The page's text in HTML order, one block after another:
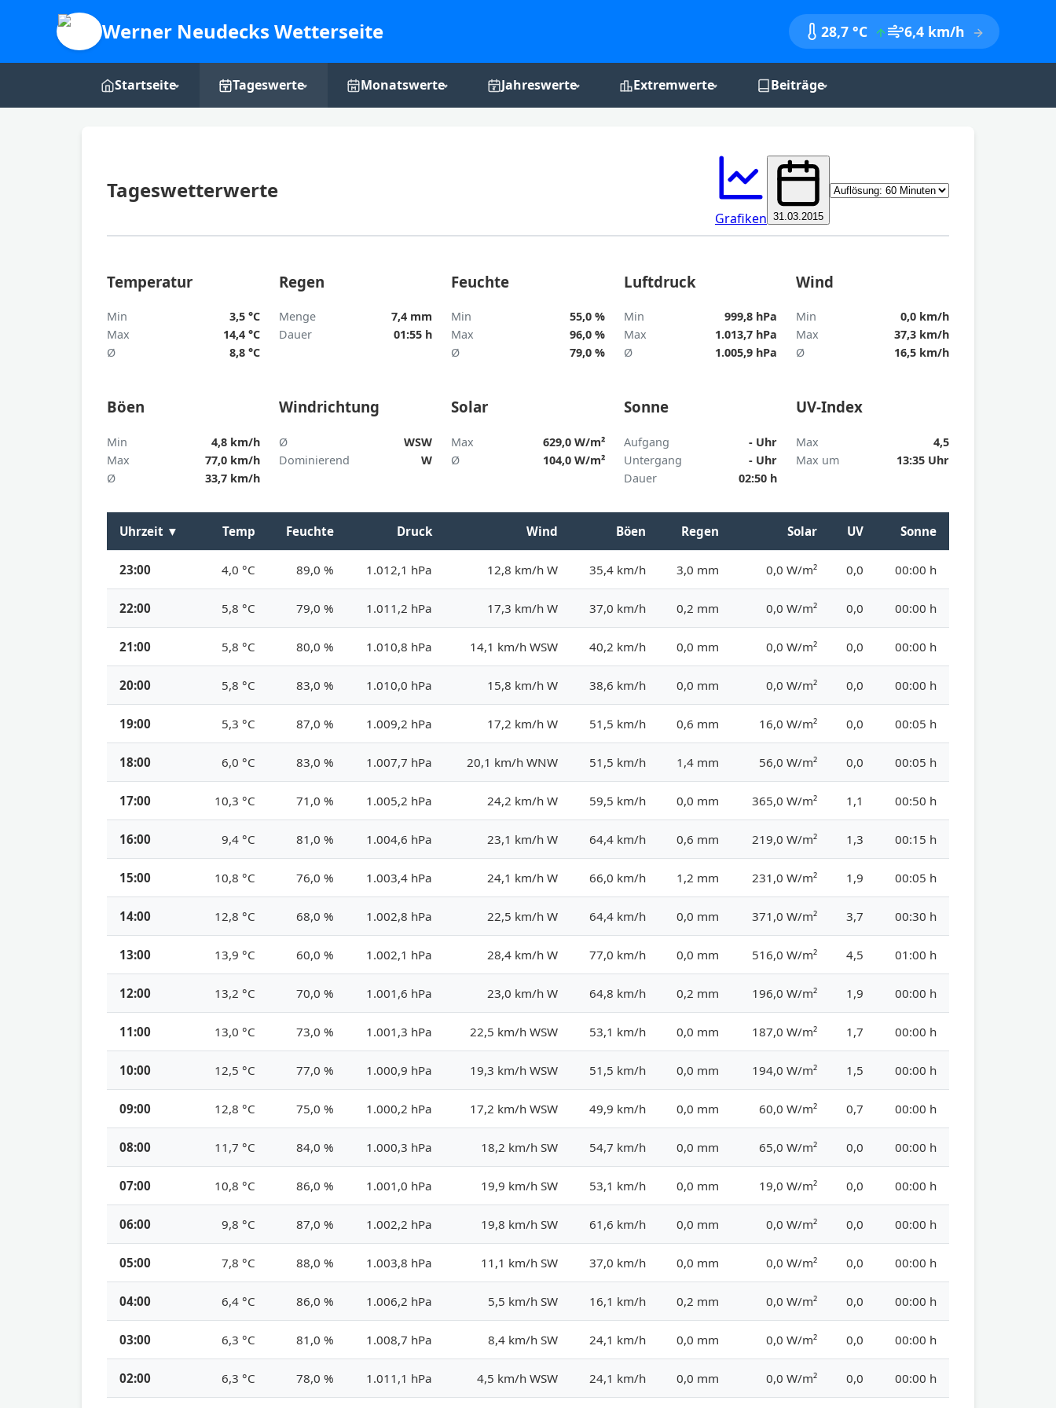
Werner Neudecks Wetterseite 28,7 °C 6,4 km/h
Startseite
Über mich
Tageswerte Monatswerte Jahreswerte Extremwerte Beiträge
Jahresberichte
Jahreszeitenbilanzen
Tageswetterwerte
Grafiken 31.03.2015
Aktualisieren
Temperatur
Min
3,5 °C
Max
14,4 °C
Ø
8,8 °C
Regen
Menge
7,4 mm
Dauer
01:55 h
Feuchte
Min
55,0 %
Max
96,0 %
Ø
79,0 %
Luftdruck
Min
999,8 hPa
Max
1.013,7 hPa
Ø
1.005,9 hPa
Wind
Min
0,0 km/h
Max
37,3 km/h
Ø
16,5 km/h
Böen
Min
4,8 km/h
Max
77,0 km/h
Ø
33,7 km/h
Windrichtung
Ø
WSW
Dominierend
W
Solar
Max
629,0 W/m²
Ø
104,0 W/m²
Sonne
Aufgang
- Uhr
Untergang
- Uhr
Dauer
02:50 h
UV-Index
Max
4,5
Max um
13:35 Uhr
Uhrzeit ▼ Temp Feuchte Druck Wind Böen Regen Solar UV Sonne
23:00 4,0 °C 89,0 % 1.012,1 hPa 12,8 km/h W 35,4 km/h 3,0 mm 0,0 W/m² 0,0 00:00 h
22:00 5,8 °C 79,0 % 1.011,2 hPa 17,3 km/h W 37,0 km/h 0,2 mm 0,0 W/m² 0,0 00:00 h
21:00 5,8 °C 80,0 % 1.010,8 hPa 14,1 km/h WSW 40,2 km/h 0,0 mm 0,0 W/m² 0,0 00:00 h
20:00 5,8 °C 83,0 % 1.010,0 hPa 15,8 km/h W 38,6 km/h 0,0 mm 0,0 W/m² 0,0 00:00 h
19:00 5,3 °C 87,0 % 1.009,2 hPa 17,2 km/h W 51,5 km/h 0,6 mm 16,0 W/m² 0,0 00:05 h
18:00 6,0 °C 83,0 % 1.007,7 hPa 20,1 km/h WNW 51,5 km/h 1,4 mm 56,0 W/m² 0,0 00:05 h
17:00 10,3 °C 71,0 % 1.005,2 hPa 24,2 km/h W 59,5 km/h 0,0 mm 365,0 W/m² 1,1 00:50 h
16:00 9,4 °C 81,0 % 1.004,6 hPa 23,1 km/h W 64,4 km/h 0,6 mm 219,0 W/m² 1,3 00:15 h
15:00 10,8 °C 76,0 % 1.003,4 hPa 24,1 km/h W 66,0 km/h 1,2 mm 231,0 W/m² 1,9 00:05 h
14:00 12,8 °C 68,0 % 1.002,8 hPa 22,5 km/h W 64,4 km/h 0,0 mm 371,0 W/m² 3,7 00:30 h
13:00 13,9 °C 60,0 % 1.002,1 hPa 28,4 km/h W 77,0 km/h 0,0 mm 516,0 W/m² 4,5 01:00 h
12:00 13,2 °C 70,0 % 1.001,6 hPa 23,0 km/h W 64,8 km/h 0,2 mm 196,0 W/m² 1,9 00:00 h
11:00 13,0 °C 73,0 % 1.001,3 hPa 22,5 km/h WSW 53,1 km/h 0,0 mm 187,0 W/m² 1,7 00:00 h
10:00 12,5 °C 77,0 % 1.000,9 hPa 19,3 km/h WSW 51,5 km/h 0,0 mm 194,0 W/m² 1,5 00:00 h
09:00 12,8 °C 75,0 % 1.000,2 hPa 17,2 km/h WSW 49,9 km/h 0,0 mm 60,0 W/m² 0,7 00:00 h
08:00 11,7 °C 84,0 % 1.000,3 hPa 18,2 km/h SW 54,7 km/h 0,0 mm 65,0 W/m² 0,0 00:00 h
07:00 10,8 °C 86,0 % 1.001,0 hPa 19,9 km/h SW 53,1 km/h 0,0 mm 19,0 W/m² 0,0 00:00 h
06:00 9,8 °C 87,0 % 1.002,2 hPa 19,8 km/h SW 61,6 km/h 0,0 mm 0,0 W/m² 0,0 00:00 h
05:00 7,8 °C 88,0 % 1.003,8 hPa 11,1 km/h SW 37,0 km/h 0,0 mm 0,0 W/m² 0,0 00:00 h
04:00 6,4 °C 86,0 % 1.006,2 hPa 5,5 km/h SW 16,1 km/h 0,2 mm 0,0 W/m² 0,0 00:00 h
03:00 6,3 °C 81,0 % 1.008,7 hPa 8,4 km/h SW 24,1 km/h 0,0 mm 0,0 W/m² 0,0 00:00 h
02:00 6,3 °C 78,0 % 1.011,1 hPa 4,5 km/h WSW 24,1 km/h 0,0 mm 0,0 W/m² 0,0 00:00 h